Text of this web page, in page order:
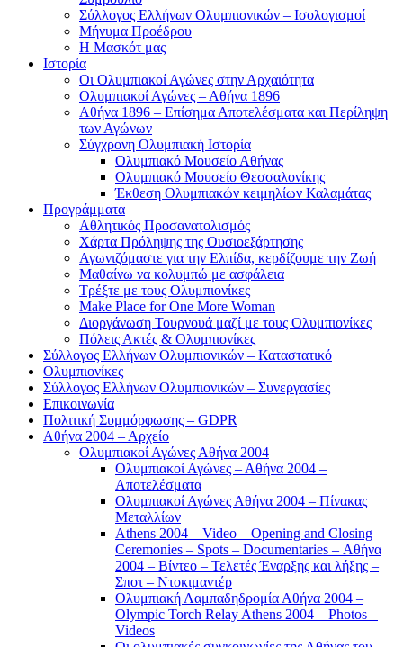
Σύλλογος Ελλήνων Ολυμπιονικών – Ισολογισμοί
Μήνυμα Προέδρου
Η Μασκότ μας
Ιστορία
Οι Ολυμπιακοί Αγώνες στην Αρχαιότητα
Ολυμπιακοί Αγώνες – Αθήνα 1896
Αθήνα 1896 – Επίσημα Αποτελέσματα και Περίληψη
των Αγώνων
Σύγχρονη Ολυμπιακή Ιστορία
Ολυμπιακό Μουσείο Αθήνας
Ολυμπιακό Μουσείο Θεσσαλονίκης
Έκθεση Ολυμπιακών κειμηλίων Καλαμάτας
Προγράμματα
Αθλητικός Προσανατολισμός
Χάρτα Πρόληψης της Ουσιοεξάρτησης
Αγωνιζόμαστε για την Ελπίδα, κερδίζουμε την Ζωή
Μαθαίνω να κολυμπώ με ασφάλεια
Τρέξτε με τους Ολυμπιονίκες
Make Place for One More Woman
Διοργάνωση Τουρνουά μαζί με τους Ολυμπιονίκες
Πόλεις Ακτές & Ολυμπιονίκες
Σύλλογος Ελλήνων Ολυμπιονικών – Καταστατικό
Ολυμπιονίκες
Σύλλογος Ελλήνων Ολυμπιονικών – Συνεργασίες
Επικοινωνία
Πολιτική Συμμόρφωσης – GDPR
Αθήνα 2004 – Αρχείο
Ολυμπιακοί Αγώνες Αθήνα 2004
Ολυμπιακοί Αγώνες – Αθήνα 2004 –
Αποτελέσματα
Ολυμπιακοί Αγώνες Αθήνα 2004 – Πίνακας
Μεταλλίων
Athens 2004 – Video – Opening and Closing
Ceremonies – Spots – Documentaries – Αθήνα
2004 – Βίντεο – Τελετές Έναρξης και λήξης –
Σποτ – Ντοκιμαντέρ
Ολυμπιακή Λαμπαδηδρομία Αθήνα 2004 –
Olympic Torch Relay Athens 2004 – Photos –
Videos